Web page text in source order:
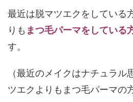
最近は脱マツエクをしている
りも まつ毛パーマをしている
す。
（最近のメイクはナチュラル
ツエクよりもまつ毛パーマの